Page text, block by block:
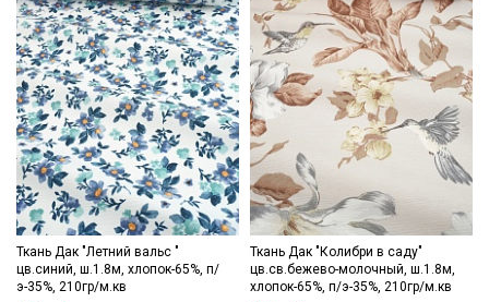
Ткань Дак "Летний вальс "
цв.синий, ш.1.8м, хлопок-65%, п/
э-35%, 210гр/м.кв
Ткань Дак "Колибри в саду"
цв.св.бежево-молочный, ш.1.8м,
хлопок-65%, п/э-35%, 210гр/м.кв